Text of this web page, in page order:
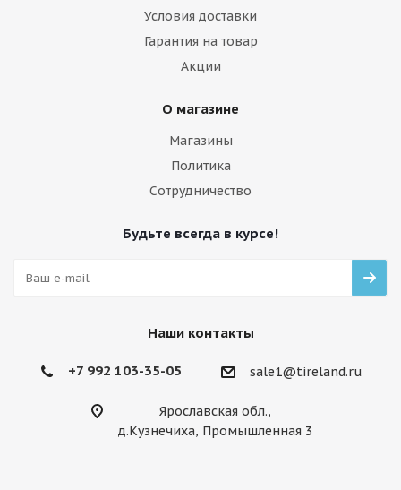
Условия доставки
Гарантия на товар
Акции
О магазине
Магазины
Политика
Сотрудничество
Будьте всегда в курсе!
Наши контакты
+7 992 103-35-05 sale1@tireland.ru
Ярославская обл.,
д.Кузнечиха, Промышленная 3